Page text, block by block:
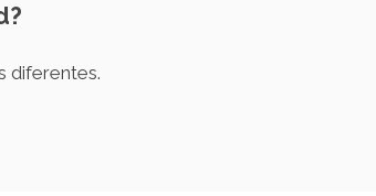
diferentes.